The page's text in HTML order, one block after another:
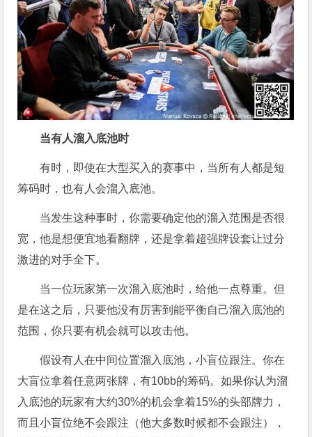
当有人溜入底池时
有时，即使在大型买入的赛事中，当所有人都是短
筹码时，也有人会溜入底池。
当发生这种事时，你需要确定他的溜入范围是否很
宽，他是想便宜地看翻牌，还是拿着超强牌设套让过分
激进的对手全下。
当一位玩家第一次溜入底池时，给他一点尊重。但
是在这之后，只要他没有厉害到能平衡自己溜入底池的
范围，你只要有机会就可以攻击他。
假设有人在中间位置溜入底池，小盲位跟注。你在
大盲位拿着任意两张牌，有10bb的筹码。如果你认为溜
入底池的玩家有大约30%的机会拿着15%的头部牌力，
而且小盲位绝不会跟注（他大多数时候都不会跟注），